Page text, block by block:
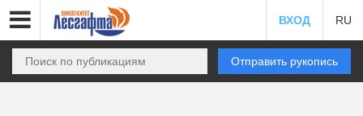
ВХОД RU
Отправить рукопись